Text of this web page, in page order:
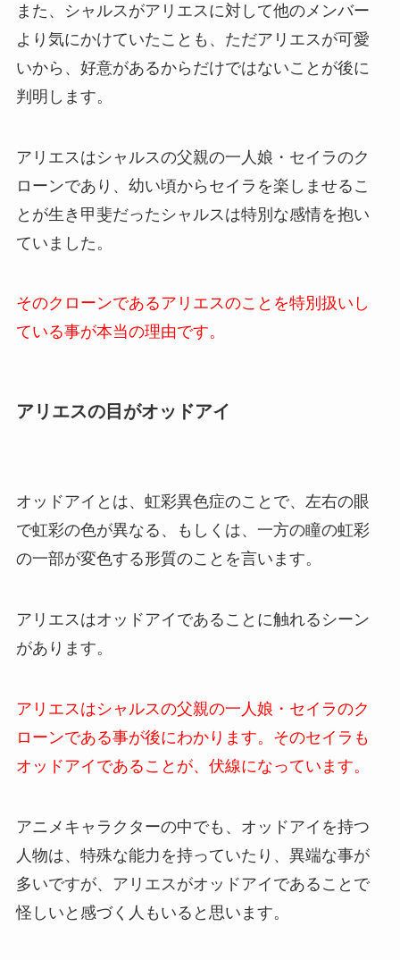
また、シャルスがアリエスに対して他のメンバー
より気にかけていたことも、ただアリエスが可愛
いから、好意があるからだけではないことが後に
判明します。
アリエスはシャルスの父親の一人娘・セイラのク
ローンであり、幼い頃からセイラを楽しませるこ
とが生き甲斐だったシャルスは特別な感情を抱い
ていました。
そのクローンであるアリエスのことを特別扱いし
ている事が本当の理由です。
アリエスの目がオッドアイ
オッドアイとは、虹彩異色症のことで、左右の眼
で虹彩の色が異なる、もしくは、一方の瞳の虹彩
の一部が変色する形質のことを言います。
アリエスはオッドアイであることに触れるシーン
があります。
アリエスはシャルスの父親の一人娘・セイラのク
ローンである事が後にわかります。そのセイラも
オッドアイであることが、伏線になっています。
アニメキャラクターの中でも、オッドアイを持つ
人物は、特殊な能力を持っていたり、異端な事が
多いですが、アリエスがオッドアイであることで
怪しいと感づく人もいると思います。